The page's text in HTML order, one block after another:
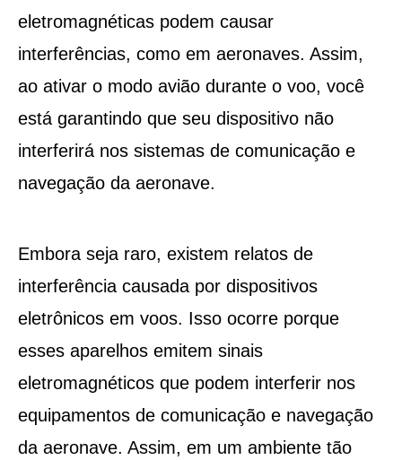
eletromagnéticas podem causar
interferências, como em aeronaves. Assim,
ao ativar o modo avião durante o voo, você
está garantindo que seu dispositivo não
interferirá nos sistemas de comunicação e
navegação da aeronave.
Embora seja raro, existem relatos de
interferência causada por dispositivos
eletrônicos em voos. Isso ocorre porque
esses aparelhos emitem sinais
eletromagnéticos que podem interferir nos
equipamentos de comunicação e navegação
da aeronave. Assim, em um ambiente tão